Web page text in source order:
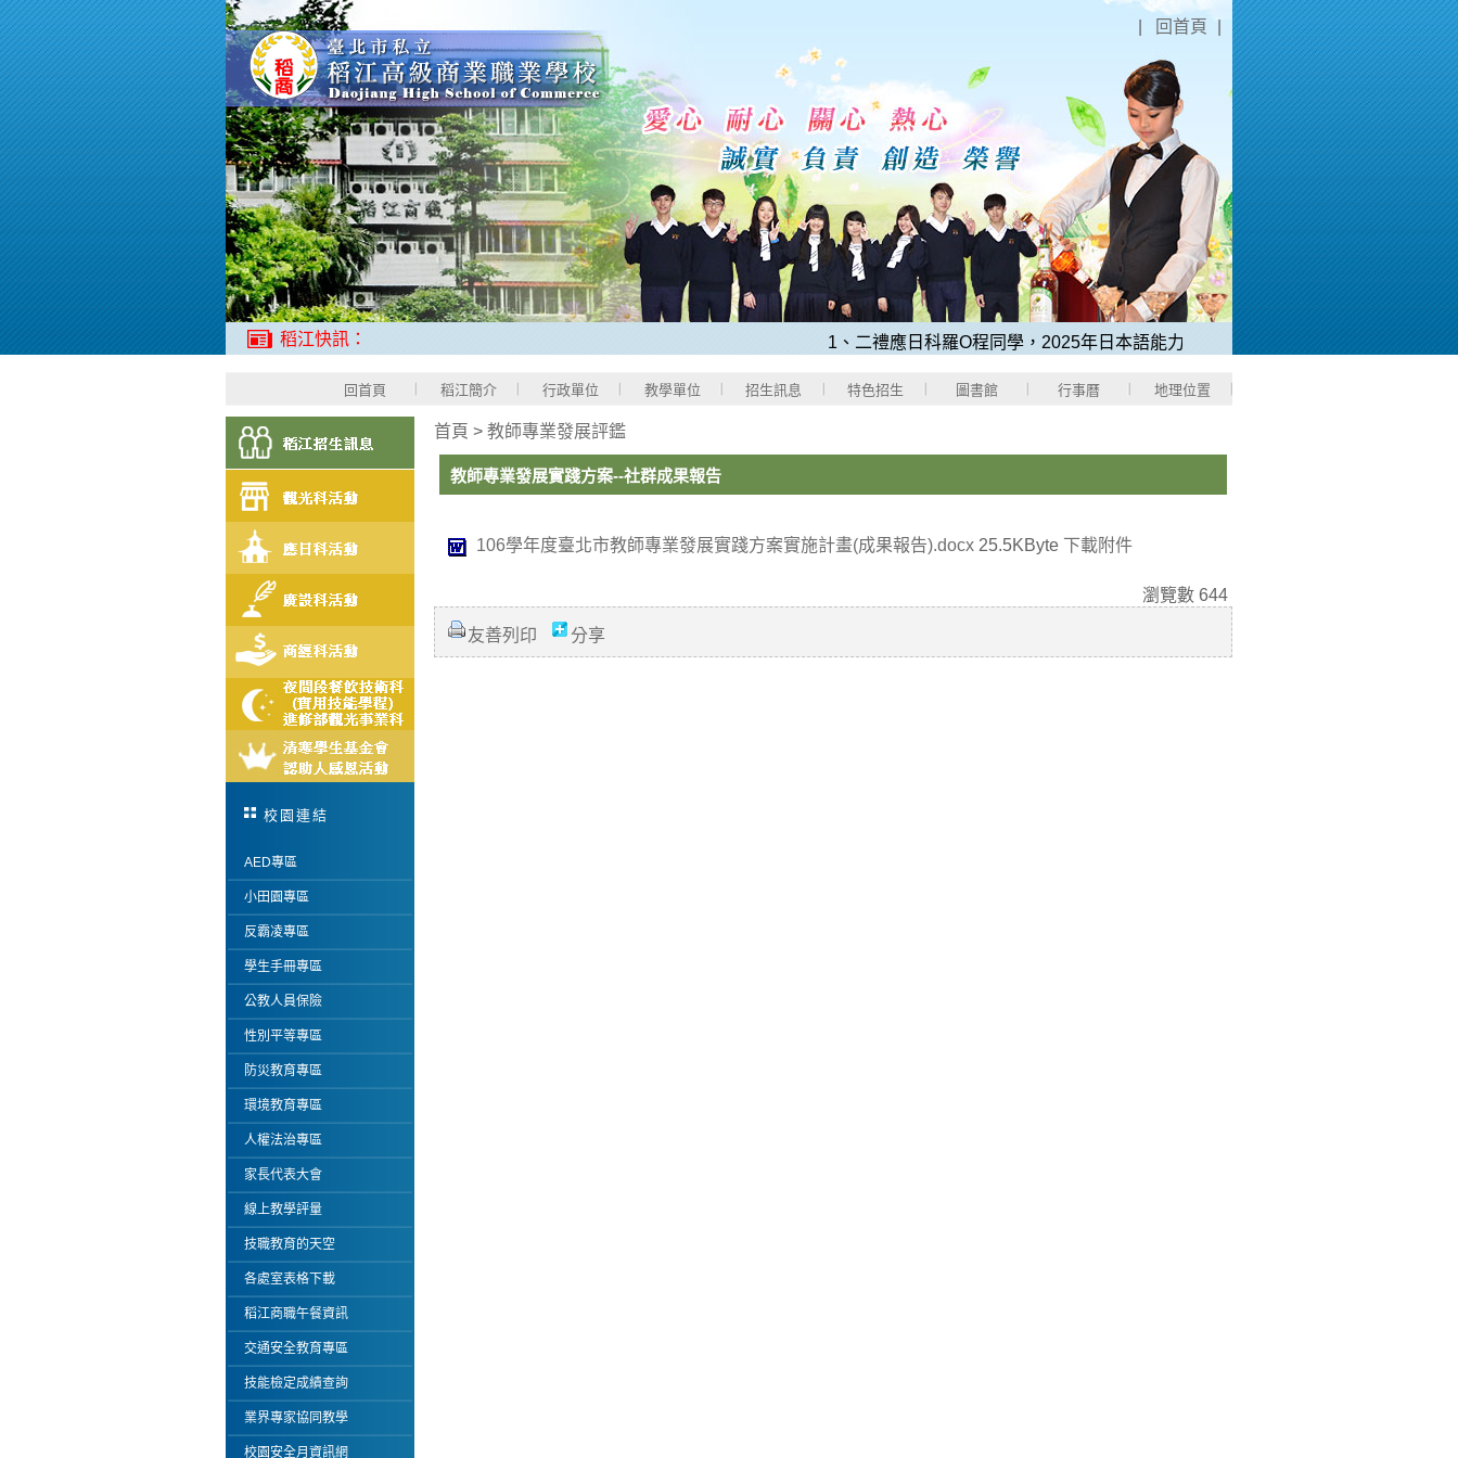
回首頁
稻江快訊： 1、二禮應日科羅O程同學，2025年日本語能力測驗「N1中考取滿分180分」。
回首頁 稻江簡介 行政單位 教學單位 招生訊息 特色招生 圖書館 行事曆 地理位置
校園連結
AED專區
小田園專區
反霸凌專區
學生手冊專區
公教人員保險
性別平等專區
防災教育專區
環境教育專區
人權法治專區
家長代表大會
線上教學評量
技職教育的天空
各處室表格下載
稻江商職午餐資訊
交通安全教育專區
技能檢定成績查詢
業界專家協同教學
校園安全月資訊網
首頁 > 教師專業發展評鑑
教師專業發展實踐方案--社群成果報告
106學年度臺北市教師專業發展實踐方案實施計畫(成果報告).docx 25.5KByte 下載附件
瀏覽數 644
友善列印 分享